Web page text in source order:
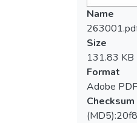
Name
Size
131.83 KB
Format
Adobe PDF
Checksum